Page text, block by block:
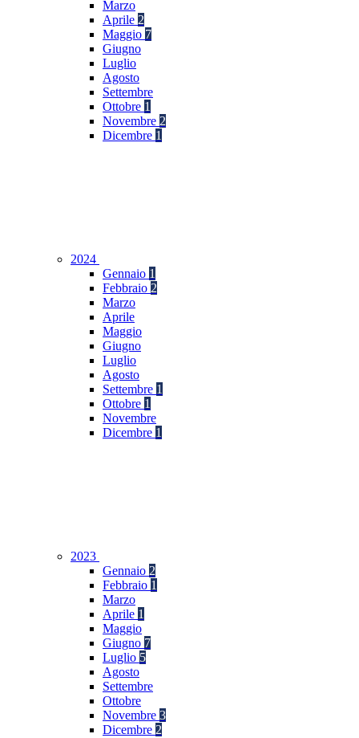
Marzo
Aprile 2
Maggio 7
Giugno
Luglio
Agosto
Settembre
Ottobre 1
Novembre 2
Dicembre 1
2024
Gennaio 1
Febbraio 2
Marzo
Aprile
Maggio
Giugno
Luglio
Agosto
Settembre 1
Ottobre 1
Novembre
Dicembre 1
2023
Gennaio 2
Febbraio 1
Marzo
Aprile 1
Maggio
Giugno 7
Luglio 5
Agosto
Settembre
Ottobre
Novembre 3
Dicembre 2